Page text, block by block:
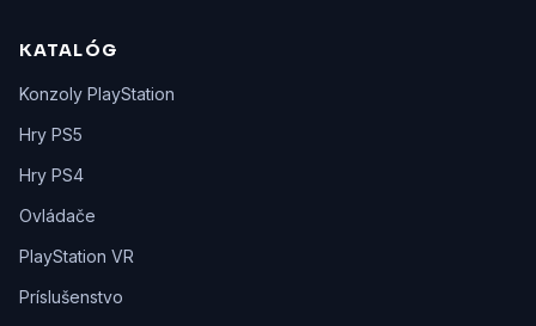
KATALÓG
Konzoly PlayStation
Hry PS5
Hry PS4
Ovládače
PlayStation VR
Príslušenstvo